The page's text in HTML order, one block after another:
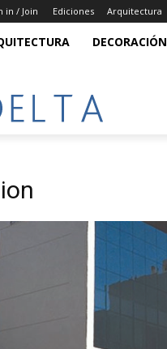
in / Join Ediciones Arquitectura
DECORACIÓN